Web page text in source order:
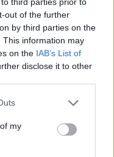
out of the further
by third parties on the
This information may
on the IAB’s List of
disclose it to other
one or more Google
You may click to
third-party tags to
in below Google
my